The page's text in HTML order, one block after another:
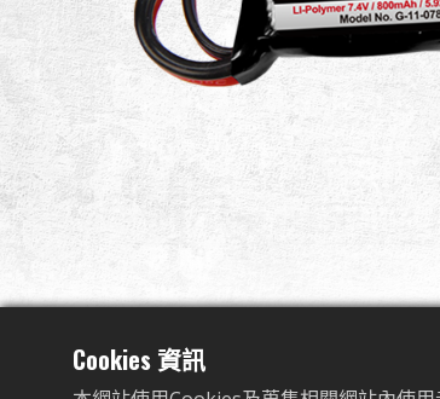
Cookies 資訊